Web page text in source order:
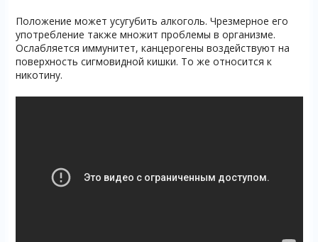
Положение может усугубить алкоголь. Чрезмерное его
употребление также множит проблемы в организме.
Ослабляется иммунитет, канцерогены воздействуют на
поверхность сигмовидной кишки. То же относится к
никотину.